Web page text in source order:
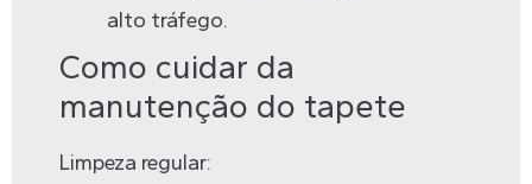
alto tráfego.
Como cuidar da
manutenção do tapete
Limpeza regular: